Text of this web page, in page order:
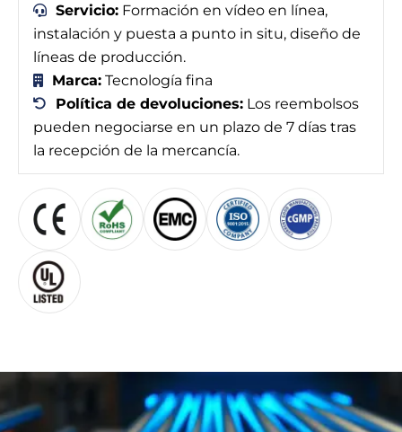
Servicio: Formación en vídeo en línea,
instalación y puesta a punto in situ, diseño de
líneas de producción.
Marca: Tecnología fina
Política de devoluciones: Los reembolsos
pueden negociarse en un plazo de 7 días tras
la recepción de la mercancía.